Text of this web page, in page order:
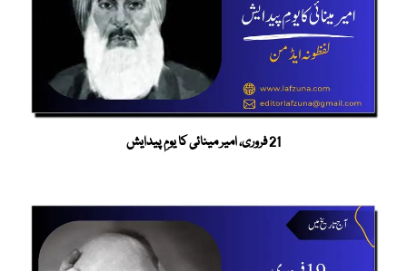
21 فروری، امیر مینائی کا یومِ پیدایش